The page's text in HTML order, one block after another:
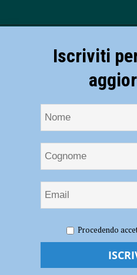
piega, le ospiti del centro diurno
Make up e messa in
Iscriviti
Procedendo